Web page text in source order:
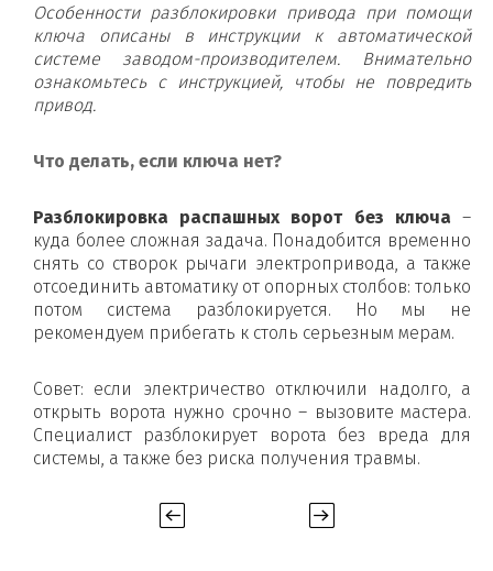
Особенности разблокировки привода при помощи
ключа описаны в инструкции к автоматической
системе заводом-производителем. Внимательно
ознакомьтесь с инструкцией, чтобы не повредить
привод.
Что делать, если ключа нет?
Разблокировка распашных ворот без ключа –
куда более сложная задача. Понадобится временно
снять со створок рычаги электропривода, а также
отсоединить автоматику от опорных столбов: только
потом система разблокируется. Но мы не
рекомендуем прибегать к столь серьезным мерам.
Совет: если электричество отключили надолго, а
открыть ворота нужно срочно – вызовите мастера.
Специалист разблокирует ворота без вреда для
системы, а также без риска получения травмы.